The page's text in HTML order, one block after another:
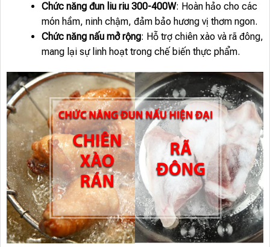
Chức năng đun liu riu 300-400W: Hoàn hảo cho các
món hầm, ninh chậm, đảm bảo hương vị thơm ngon.
Chức năng nấu mở rộng: Hỗ trợ chiên xào và rã đông,
mang lại sự linh hoạt trong chế biến thực phẩm.